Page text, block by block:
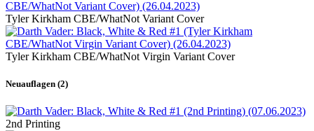
Tyler Kirkham CBE/WhatNot Variant Cover
Tyler Kirkham CBE/WhatNot Virgin Variant Cover
Neuauflagen (2)
2nd Printing